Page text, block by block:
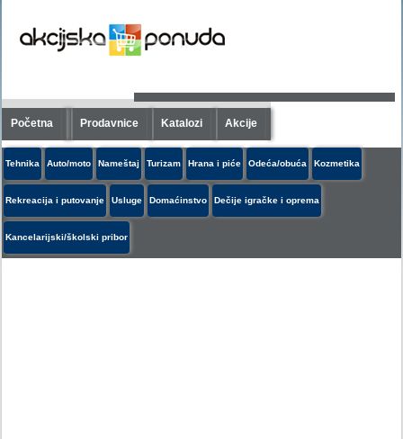
Početna Prodavnice Katalozi Akcije
Tehnika Auto/moto Nameštaj Turizam Hrana i piće Odeća/obuća Kozmetika
Rekreacija i putovanje Usluge Domaćinstvo Dečije igračke i oprema
Kancelarijski/školski pribor